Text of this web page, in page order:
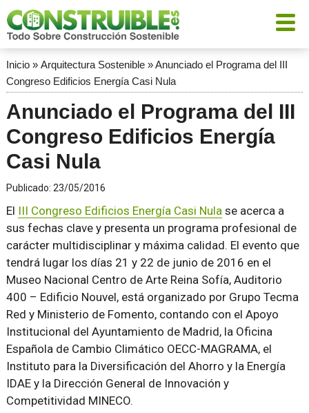
Inicio» Arquitectura Sostenible»Anunciado el Programa del III
Congreso Edificios Energía Casi Nula
Anunciado el Programa del III
Congreso Edificios Energía
Casi Nula
Publicado: 23/05/2016
El III Congreso Edificios Energía Casi Nulase acerca a
sus fechas clave y presenta un programa profesional de
carácter multidisciplinar y máxima calidad. El evento que
tendrá lugar los días 21 y 22 de junio de 2016 en el
Museo Nacional Centro de Arte Reina Sofía, Auditorio
400 – Edificio Nouvel, está organizado por Grupo Tecma
Red y Ministerio de Fomento, contando con el Apoyo
Institucional del Ayuntamiento de Madrid, la Oficina
Española de Cambio Climático OECC-MAGRAMA, el
Instituto para la Diversificación del Ahorro y la Energía
IDAE y la Dirección General de Innovación y
Competitividad MINECO.